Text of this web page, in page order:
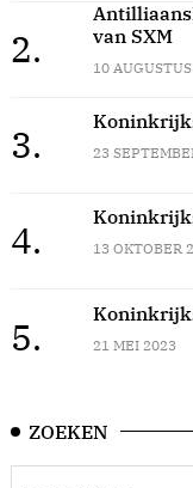
2.
van SXM
10
3. 23
4. 13 OKTOBER
5. 21 MEI 2023
ZOEKEN